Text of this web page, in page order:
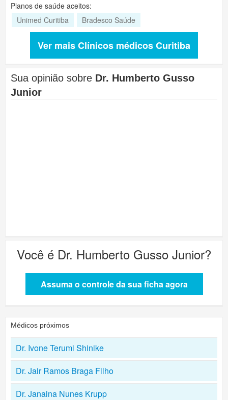
Planos de saúde aceitos:
Unimed Curitiba
Bradesco Saúde
Ver mais Clínicos médicos Curitiba
Sua opinião sobre Dr. Humberto Gusso
Junior
Você é Dr. Humberto Gusso Junior?
Assuma o controle da sua ficha agora
Médicos próximos
Dr. Ivone Terumi Shinike
Dr. Jair Ramos Braga Filho
Dr. Janaina Nunes Krupp